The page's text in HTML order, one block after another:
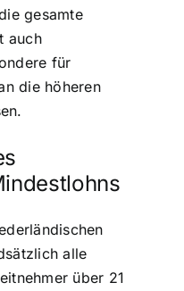
gesamte
auch
für
die höheren
alle
über 21